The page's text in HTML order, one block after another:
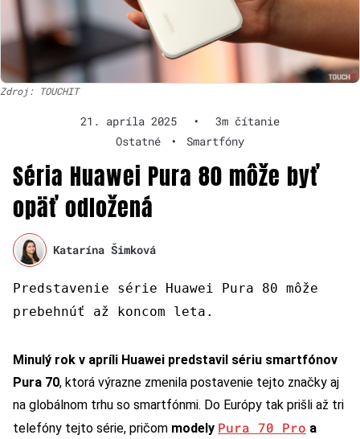
Zdroj: TOUCHIT
21. apríla 2025 •
3m čítanie
Ostatné
• Smartfóny
Séria Huawei Pura 80 môže byť
opäť odložená
Katarína Šimková
Predstavenie série Huawei Pura 80 môže
prebehnúť až koncom leta.
Minulý rok v apríli Huawei predstavil sériu smartfónov
Pura 70, ktorá výrazne zmenila postavenie tejto značky aj
na globálnom trhu so smartfónmi. Do Európy tak prišli až tri
telefóny tejto série, pričom modely Pura 70 Pro a